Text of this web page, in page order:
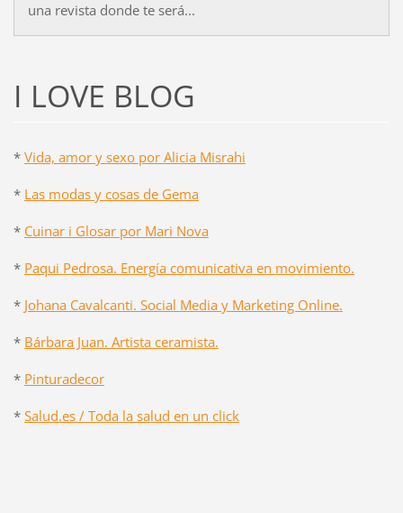
una revista donde te será...
I LOVE BLOG
* Vida, amor y sexo por Alicia Misrahi
* Las modas y cosas de Gema
* Cuinar i Glosar por Mari Nova
* Paqui Pedrosa. Energía comunicativa en movimiento.
* Johana Cavalcanti. Social Media y Marketing Online.
* Bárbara Juan. Artista ceramista.
* Pinturadecor
* Salud.es / Toda la salud en un click